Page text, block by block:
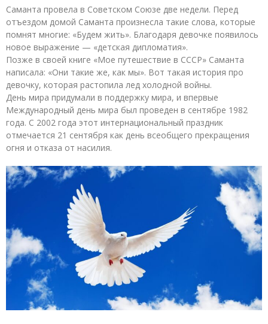
Саманта провела в Советском Союзе две недели. Перед
отъездом домой Саманта произнесла такие слова, которые
помнят многие: «Будем жить». Благодаря девочке появилось
новое выражение — «детская дипломатия».
Позже в своей книге «Мое путешествие в СССР» Саманта
написала: «Они такие же, как мы». Вот такая история про
девочку, которая растопила лед холодной войны.
День мира придумали в поддержку мира, и впервые
Международный день мира был проведен в сентябре 1982
года. С 2002 года этот интернациональный праздник
отмечается 21 сентября как день всеобщего прекращения
огня и отказа от насилия.